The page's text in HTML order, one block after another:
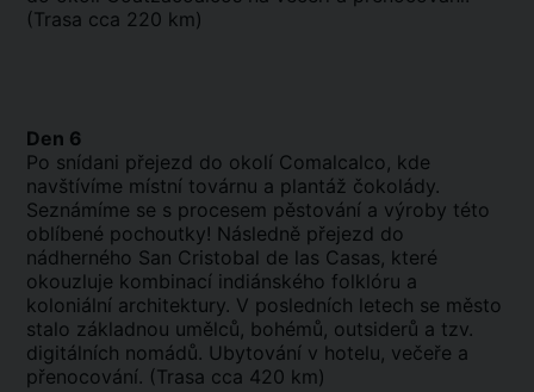
(Trasa cca 220 km)
Den 6
Po snídani přejezd do okolí Comalcalco, kde
navštívíme místní továrnu a plantáž čokolády.
Seznámíme se s procesem pěstování a výroby této
oblíbené pochoutky! Následně přejezd do
nádherného San Cristobal de las Casas, které
okouzluje kombinací indiánského folklóru a
koloniální architektury. V posledních letech se město
stalo základnou umělců, bohémů, outsiderů a tzv.
digitálních nomádů. Ubytování v hotelu, večeře a
přenocování. (Trasa cca 420 km)